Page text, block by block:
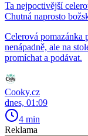
Ta nejpoctivější
Chutná naprosto
Celerová pomazánka
nenápadně, ale na
promíchat a podávat.
Cooky.cz
dnes, 01:09
4 min
Reklama